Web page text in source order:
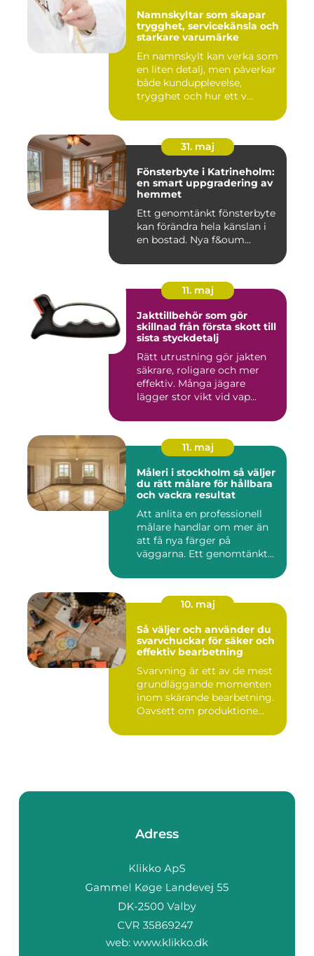
Namnskyltar som skapar
trygghet, servicekänsla och
starkare varumärke
En namnskylt kan verka som
en liten detalj, men påverkar
både kundupplevelse,
trygghet och hur ett v...
31. maj
Fönsterbyte i Katrineholm:
en smart uppgradering av
hemmet
Ett genomtänkt fönsterbyte
kan förändra hela känslan i
en bostad. Nya f&oum...
11. maj
Jakttillbehör som gör
skillnad från första skott till
sista styckdetalj
Rätt utrustning gör jakten
säkrare, roligare och mer
effektiv. Många jägare
lägger stor vikt vid vap...
11. maj
Måleri i stockholm så väljer
du rätt målare för hållbara
och vackra resultat
Att anlita en professionell
målare handlar om mer än
att få nya färger på
väggarna. Ett genomtänkt
10. maj
Så väljer och använder du
svarvchuckar för säker och
effektiv bearbetning
Svarvning är ett av de mest
grundläggande momenten
inom skärande bearbetning.
Oavsett om produktione...
Adress
web: www.klikko.dk